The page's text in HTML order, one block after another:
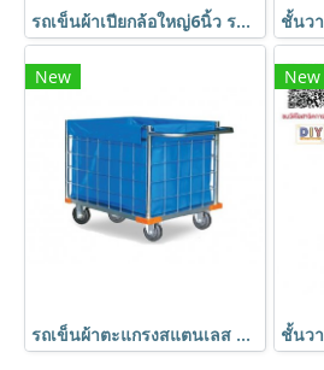
รถเข็นผ้าเปียกล้อใหญ่6นิ้ว รถเข็นอเนกประสงค์ รถเข็นถัง รถเข็นแยกขยะ รถเข็นของ รถเข็นถังพลาสติก HORECAT 56121
New
รถเข็นผ้าตะแกรงสแตนเลส มีแฮนด์จับพร้อมผ้าคูนิลอน HORECAT code 40397
New